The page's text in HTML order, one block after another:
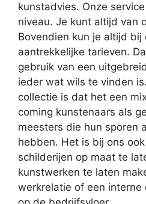
kunstadvies. Onze
niveau. Je kunt altijd van
Bovendien kun je altijd bij
aantrekkelijke tarieven.
gebruik van een
ieder wat wils te vinden
collectie is dat het een
coming kunstenaars als
meesters die hun sporen
hebben. Het is bij ons
schilderijen op maat te
kunstwerken te laten
werkrelatie of een interne